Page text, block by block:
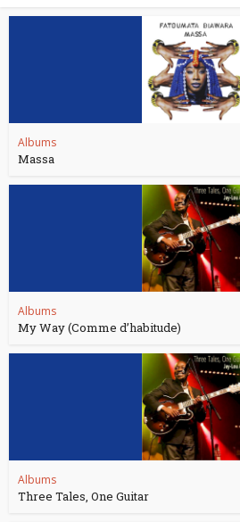
Albums
Massa
Albums
My Way (Comme d’habitude)
Albums
Three Tales, One Guitar